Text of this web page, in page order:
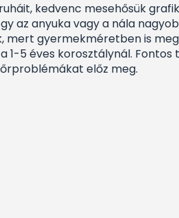
kedvenc mesehősük
az anyuka vagy a nála
mert gyermekméretben is
1-5 éves korosztálynál. Fontos
előz meg.